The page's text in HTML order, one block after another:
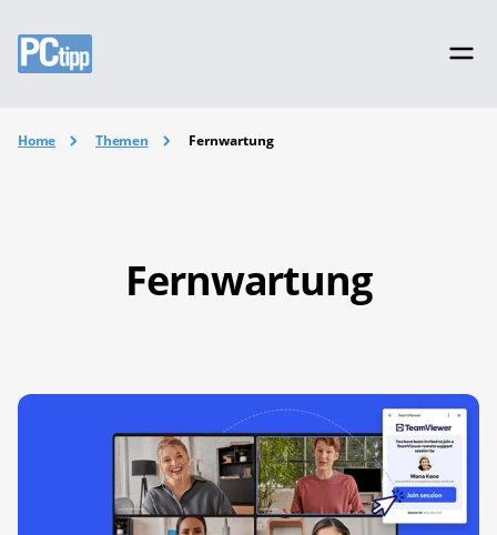
Home Themen Fernwartung
Fernwartung